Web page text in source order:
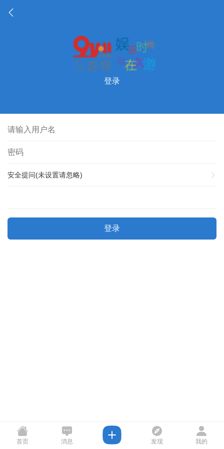
登录
安全提问(未设置请忽略)
登录
首页 消息 发现 我的